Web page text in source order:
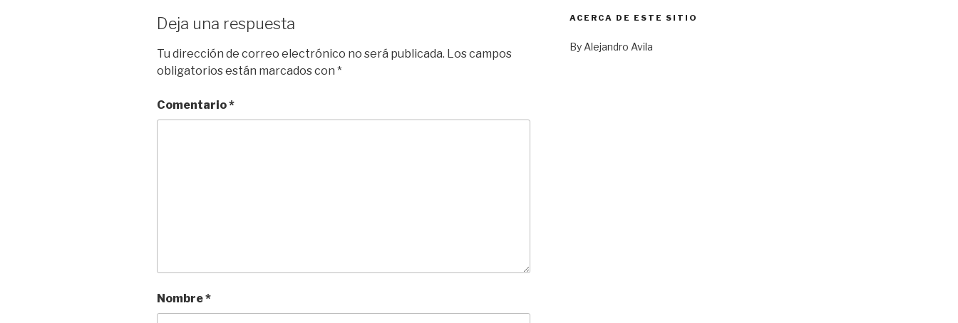
Deja una respuesta
Tu dirección de correo electrónico no será publicada. Los campos
obligatorios están marcados con *
Comentario*
Nombre*
ACERCA DE ESTE SITIO
By Alejandro Avila